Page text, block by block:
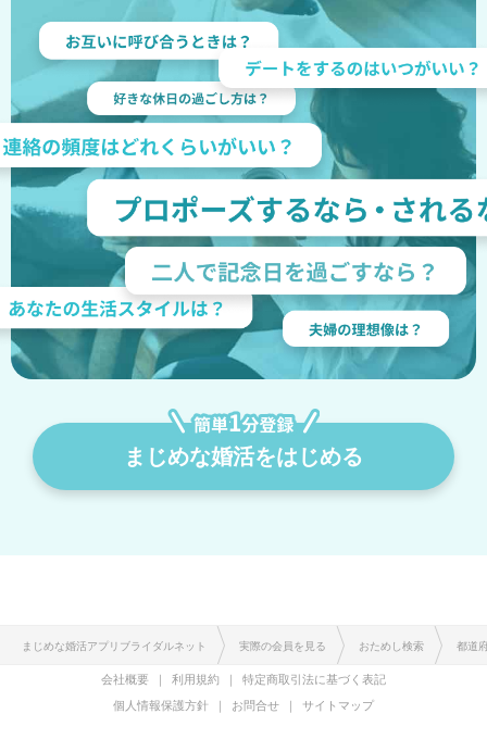
まじめな婚活をはじめる
まじめな婚活アプリブライダルネット 実際の会員を見る おためし検索 都道
会社概要 利用規約
特定商取引法に基づく表記
個人情報保護方針
お問合せ サイトマップ